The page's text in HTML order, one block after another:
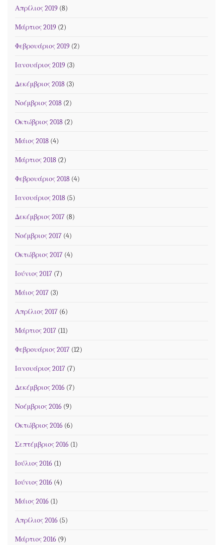
Απρίλιος 2019 (8)
Μάρτιος 2019 (2)
Φεβρουάριος 2019 (2)
Ιανουάριος 2019 (3)
Δεκέμβριος 2018 (3)
Νοέμβριος 2018 (2)
Οκτώβριος 2018 (2)
Μάιος 2018 (4)
Μάρτιος 2018 (2)
Φεβρουάριος 2018 (4)
Ιανουάριος 2018 (5)
Δεκέμβριος 2017 (8)
Νοέμβριος 2017 (4)
Οκτώβριος 2017 (4)
Ιούνιος 2017 (7)
Μάιος 2017 (3)
Απρίλιος 2017 (6)
Μάρτιος 2017 (11)
Φεβρουάριος 2017 (12)
Ιανουάριος 2017 (7)
Δεκέμβριος 2016 (7)
Νοέμβριος 2016 (9)
Οκτώβριος 2016 (6)
Σεπτέμβριος 2016 (1)
Ιούλιος 2016 (1)
Ιούνιος 2016 (4)
Μάιος 2016 (1)
Απρίλιος 2016 (5)
Μάρτιος 2016 (9)